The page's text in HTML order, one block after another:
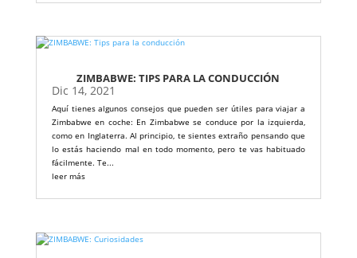
ZIMBABWE: TIPS PARA LA CONDUCCIÓN
Dic 14, 2021
Aquí tienes algunos consejos que pueden ser útiles para viajar a
Zimbabwe en coche: En Zimbabwe se conduce por la izquierda,
como en Inglaterra. Al principio, te sientes extraño pensando que
lo estás haciendo mal en todo momento, pero te vas habituado
fácilmente. Te...
leer más